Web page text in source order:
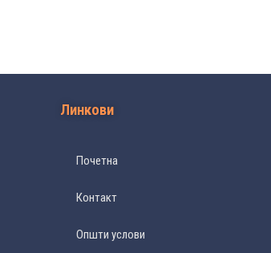
Линкови
Почетна
Контакт
Општи услови